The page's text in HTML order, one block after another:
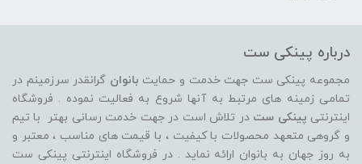
درباره پینکی ست
مجموعه پینکی ست جهت خدمت و حمایت بانوان گرانقدر سرزمینم در
تمامی زمینه های مرتبط به آنها شروع به فعالیت نموده . فروشگاه
اینترنتی پینکی ست در تلاش است در جهت خدمت رسانی بهتر با تیم
و گروهی متعهد محصولات با کیفیت ، با قیمت های مناسب ، معتبر و
به روز جهان به بانوان ارائه نماید . در فروشگاه اینترنتی پینکی ست